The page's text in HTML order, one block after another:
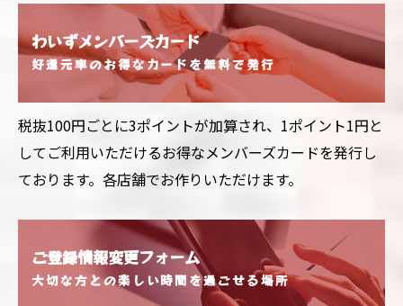
わいずメンバーズカード
好還元率のお得なカードを無料で発行
税抜100円ごとに3ポイントが加算され、1ポイント1円と
してご利用いただけるお得なメンバーズカードを発行し
ております。各店舗でお作りいただけます。
ご登録情報変更フォーム
大切な方との楽しい時間を過ごせる場所